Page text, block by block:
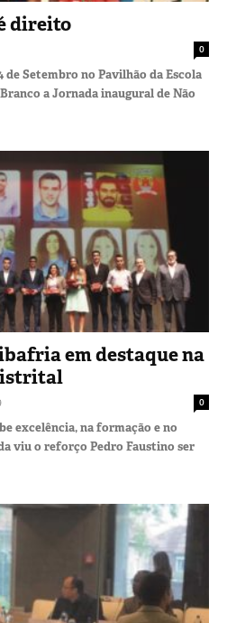
direito
0
de Setembro no Pavilhão da Escola
a Jornada inaugural de Não
em destaque na
0
excelência, na formação e no
viu o reforço Pedro Faustino ser